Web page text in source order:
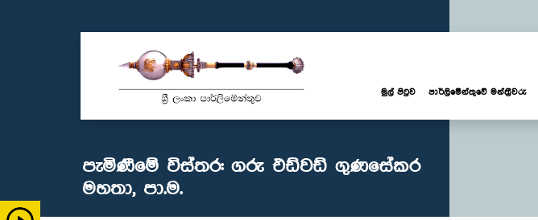
මුල් පිටුව පාර්ලි‌මේන්තුවේ මන්ත්‍රීවරු
පැමිණීමේ විස්තර: ගරු එඩ්වඩ් ගුණසේකර
මහතා, පා.ම.